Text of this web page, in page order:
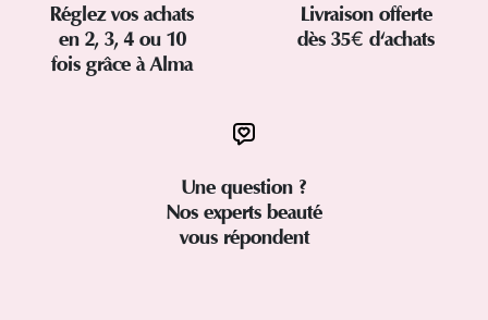
Réglez vos achats
en 2, 3, 4 ou 10
fois grâce à Alma
Livraison offerte
dès 35€ d'achats
Une question ?
Nos experts beauté
vous répondent